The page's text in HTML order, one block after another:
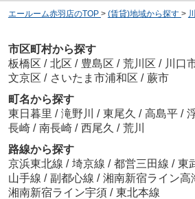
エールーム赤羽店のTOP > (賃貸)地域から探す >
市区町村から探す
板橋区 / 北区 / 豊島区 / 荒川区 / 川口
文京区 / さいたま市浦和区 / 蕨市
町名から探す
東日暮里 / 滝野川 / 東尾久 / 高島平 /
長崎 / 南長崎 / 西尾久 / 荒川
路線から探す
京浜東北線 / 埼京線 / 都営三田線 / 東
山手線 / 副都心線 / 湘南新宿ライン高
湘南新宿ライン宇須 / 東北本線